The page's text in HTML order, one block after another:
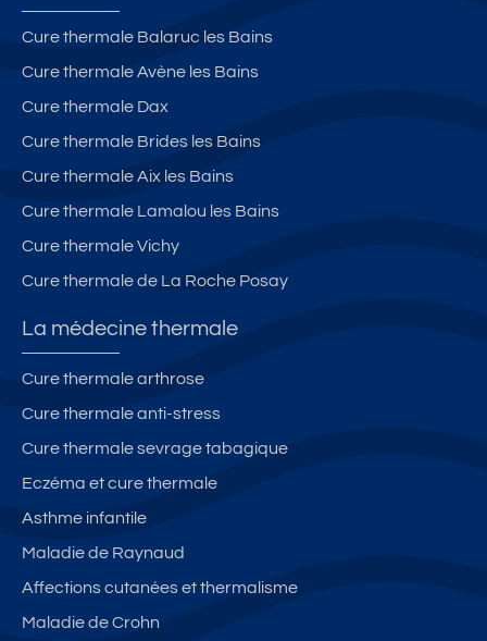
Cure thermale Balaruc les Bains
Cure thermale Avène les Bains
Cure thermale Dax
Cure thermale Brides les Bains
Cure thermale Aix les Bains
Cure thermale Lamalou les Bains
Cure thermale Vichy
Cure thermale de La Roche Posay
La médecine thermale
Cure thermale arthrose
Cure thermale anti-stress
Cure thermale sevrage tabagique
Eczéma et cure thermale
Asthme infantile
Maladie de Raynaud
Affections cutanées et thermalisme
Maladie de Crohn